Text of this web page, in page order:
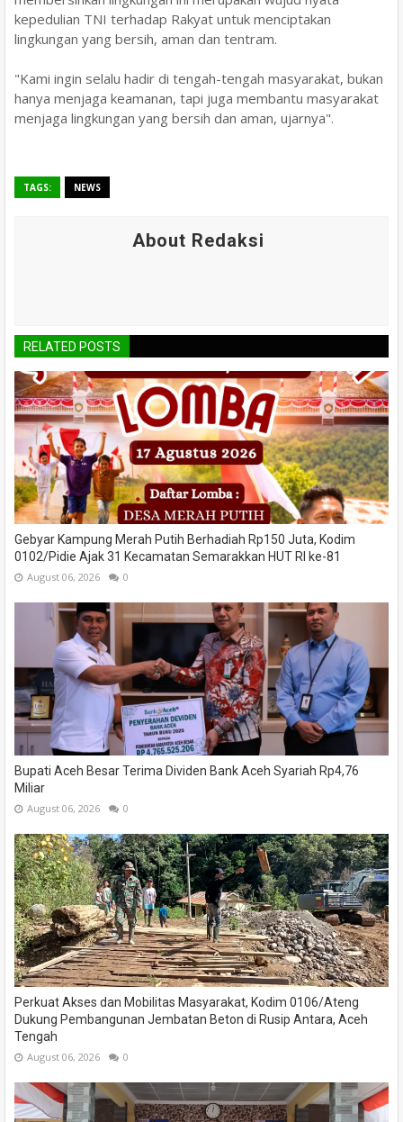
kepedulian TNI terhadap Rakyat untuk menciptakan
lingkungan yang bersih, aman dan tentram.
"Kami ingin selalu hadir di tengah-tengah masyarakat, bukan
hanya menjaga keamanan, tapi juga membantu masyarakat
menjaga lingkungan yang bersih dan aman, ujarnya".
TAGS: NEWS
About Redaksi
RELATED POSTS
Gebyar Kampung Merah Putih Berhadiah Rp150 Juta, Kodim
0102/Pidie Ajak 31 Kecamatan Semarakkan HUT RI ke-81
August 06, 2026 0
Bupati Aceh Besar Terima Dividen Bank Aceh Syariah Rp4,76
Miliar
August 06, 2026 0
Perkuat Akses dan Mobilitas Masyarakat, Kodim 0106/Ateng
Dukung Pembangunan Jembatan Beton di Rusip Antara, Aceh
Tengah
August 06, 2026 0